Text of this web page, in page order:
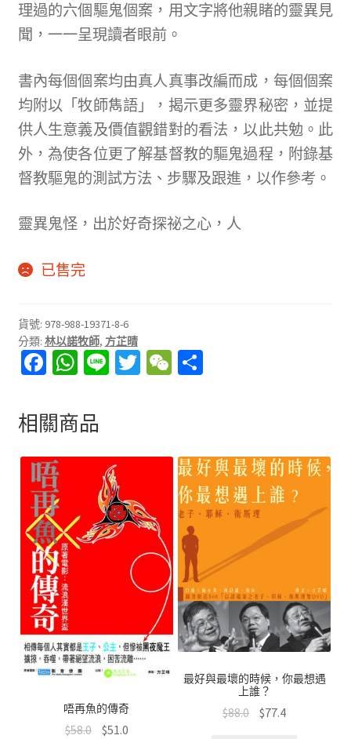
理過的六個驅鬼個案，用文字將他親睹的靈異見
聞，一一呈現讀者眼前。
書內每個個案均由真人真事改編而成，每個個案
均附以「牧師雋語」，揭示更多靈界秘密，並提
供人生意義及價值觀錯對的看法，以此共勉。此
外，為使各位更了解基督教的驅鬼過程，附錄基
督教驅鬼的測試方法、步驟及跟進，以作參考。
靈異鬼怪，出於好奇探祕之心，人
已售完
貨號: 978-988-19371-8-6
分類: 林以諾牧師, 方芷晴
Fa
b
o
o
k
W
at
sA
p
Li T W
at
分
相關商品
唔再魚的傳奇
$58.0 $51.0
最好與最壞的時候，你最想遇
上誰？
$88.0 $77.4